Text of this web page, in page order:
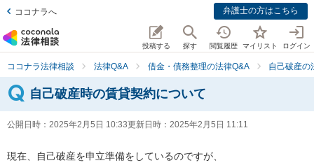
ココナラへ 弁護士の方はこちら
投稿する 探す 閲覧履歴 マイリスト ログイン
ココナラ法律相談 法律Q&A 借金・債務整理の法律Q&A 自己破産の
自己破産時の賃貸契約について
公開日時： 2025年2月5日 10:33更新日時： 2025年2月5日 11:11
現在、自己破産を申立準備をしているのですが、